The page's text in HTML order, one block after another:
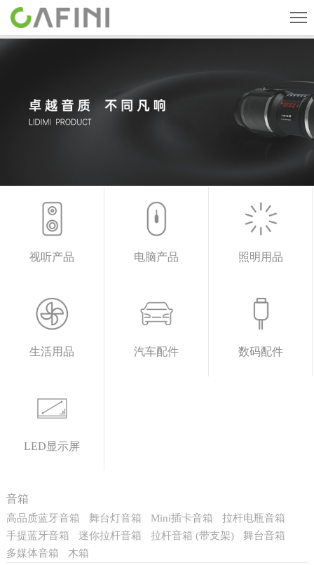
产品中心
人才招聘
联系我们
视听产品 电脑产品 照明用品
生活用品 汽车配件 数码配件
LED显示屏
音箱
高品质蓝牙音箱 舞台灯音箱 Mini插卡音箱
拉杆电瓶音箱
手提蓝牙音箱
迷你拉杆音箱 拉杆音箱 (带支架)
舞台音箱
多媒体音箱
木箱